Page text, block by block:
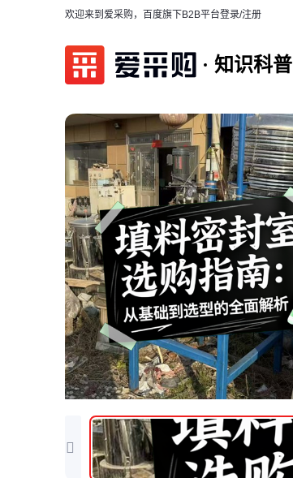
欢迎来到爱采购，百度旗下B2B平台登录/注册
知识科普